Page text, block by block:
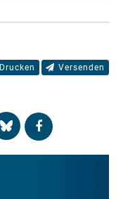
Drucken Versenden